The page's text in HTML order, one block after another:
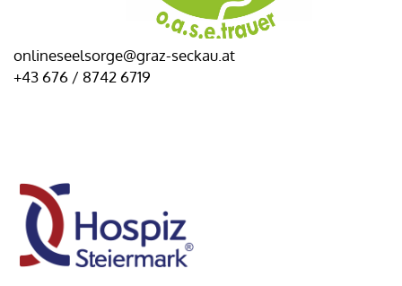
onlineseelsorge@graz-seckau.at
+43 676 / 8742 6719